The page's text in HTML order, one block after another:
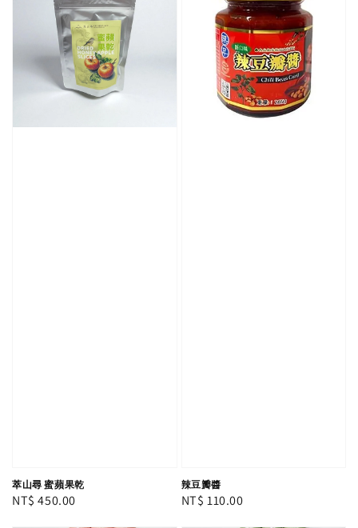
萃山尋 蜜蘋果乾
Regular
NT$ 450.00
辣豆瓣醬
Regular
NT$ 110.00